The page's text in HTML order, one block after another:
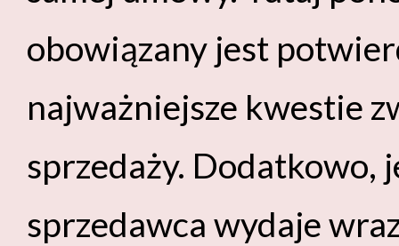
obowiązany jest
najważniejsze kwestie
sprzedaży. Dodatkowo,
sprzedawca wydaje